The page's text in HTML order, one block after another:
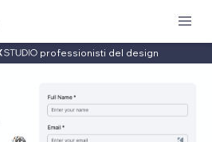
professionisti del design